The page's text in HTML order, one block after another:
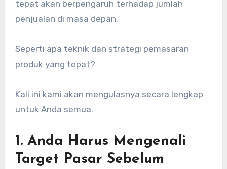
tepat akan berpengaruh terhadap jumlah
penjualan di masa depan.
Seperti apa teknik dan strategi pemasaran
produk yang tepat?
Kali ini kami akan mengulasnya secara lengkap
untuk Anda semua.
1. Anda Harus Mengenali
Target Pasar Sebelum